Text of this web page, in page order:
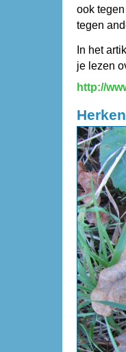
ook
tegen
In het
je lezen
http://